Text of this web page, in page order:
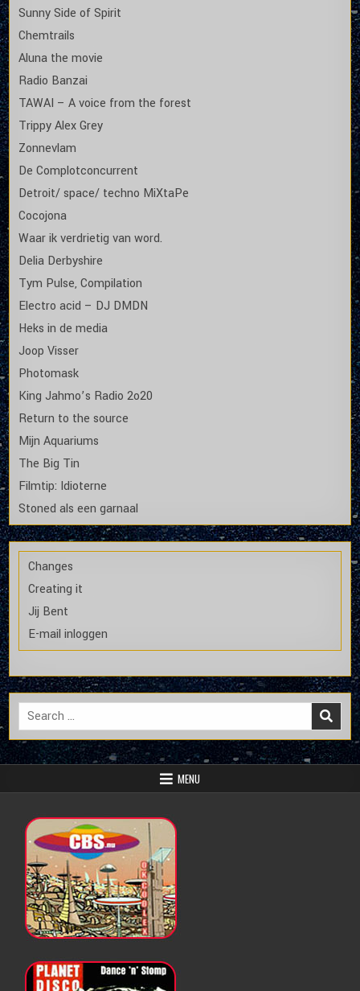
Sunny Side of Spirit
Chemtrails
Aluna the movie
Radio Banzai
TAWAI – A voice from the forest
Trippy Alex Grey
Zonnevlam
De Complotconcurrent
Detroit/ space/ techno MiXtaPe
Cocojona
Waar ik verdrietig van word.
Delia Derbyshire
Tym Pulse, Compilation
Electro acid – DJ DMDN
Heks in de media
Joop Visser
Photomask
King Jahmo’s Radio 2o20
Return to the source
Mijn Aquariums
The Big Tin
Filmtip: Idioterne
Stoned als een garnaal
Changes
Creating it
Jij Bent
E-mail inloggen
Search
for:
MENU